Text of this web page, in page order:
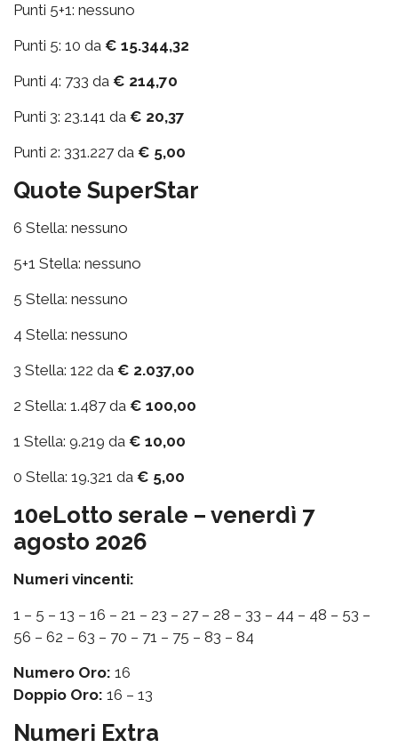
Punti 5+1: nessuno
Punti 5: 10 da € 15.344,32
Punti 4: 733 da € 214,70
Punti 3: 23.141 da € 20,37
Punti 2: 331.227 da € 5,00
Quote SuperStar
6 Stella: nessuno
5+1 Stella: nessuno
5 Stella: nessuno
4 Stella: nessuno
3 Stella: 122 da € 2.037,00
2 Stella: 1.487 da € 100,00
1 Stella: 9.219 da € 10,00
0 Stella: 19.321 da € 5,00
10eLotto serale – venerdì 7
agosto 2026
Numeri vincenti:
1 – 5 – 13 – 16 – 21 – 23 – 27 – 28 – 33 – 44 – 48 – 53 –
56 – 62 – 63 – 70 – 71 – 75 – 83 – 84
Numero Oro: 16
Doppio Oro: 16 – 13
Numeri Extra